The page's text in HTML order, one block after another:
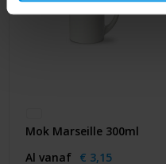
Mok Marseille 300ml
Al vanaf € 3,15